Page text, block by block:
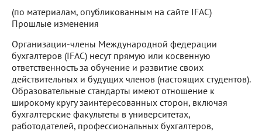
(по материалам, опубликованным на сайте IFAC)
Прошлые изменения
Организации-члены Международной федерации
бухгалтеров (IFAC) несут прямую или косвенную
ответственность за обучение и развитие своих
действительных и будущих членов (настоящих студентов).
Образовательные стандарты имеют отношение к
широкому кругу заинтересованных сторон, включая
бухгалтерские факультеты в университетах,
работодателей, профессиональных бухгалтеров,